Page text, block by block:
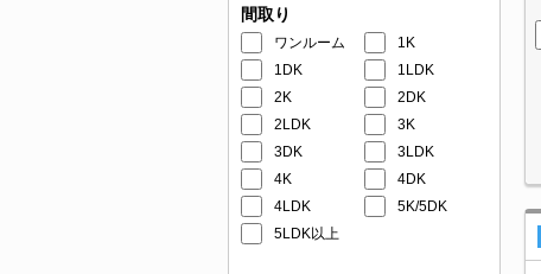
間取り
ワンルーム
1K
1DK
1LDK
2K
2DK
2LDK
3K
3DK
3LDK
4K
4DK
4LDK
5K/5DK
5LDK以上